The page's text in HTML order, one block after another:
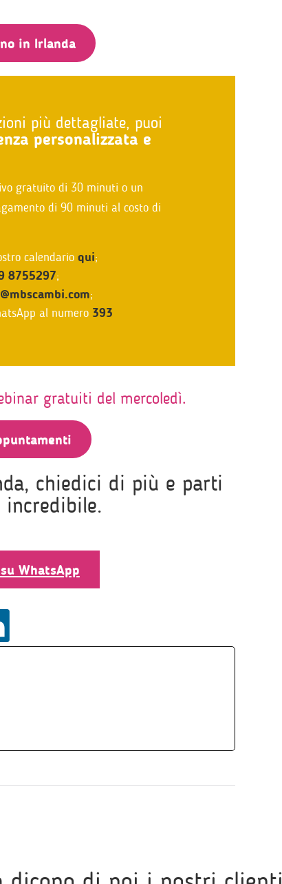
in Irlanda
più dettagliate, puoi
personalizzata e
gratuito di 30 minuti o un
di 90 minuti al costo di
calendario qui;
8755297;
;
al numero 393
gratuiti del mercoledì.
chiedici di più e parti
incredibile.
WhatsApp